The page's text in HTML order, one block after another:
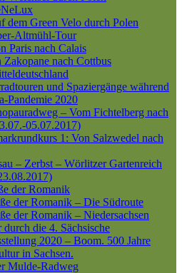
dem Green Velo durch Polen
Altmühl-Tour
Paris nach Calais
Zakopane nach Cottbus
und Spaziergänge während
Pandemie 2020
– Vom Fichtelberg nach
05.07.2017)
1: Von Salzwedel nach
– Zerbst – Wörlitzer Gartenreich
der Romanik
der Romanik – Die Südroute
der Romanik – Niedersachsen
durch die 4. Sächsische
2020 – Boom. 500 Jahre
in Sachsen.
Mulde-Radweg